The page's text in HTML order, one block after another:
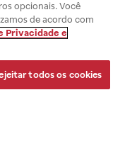
opcionais. Você
de acordo com
Privacidade e
todos os cookies